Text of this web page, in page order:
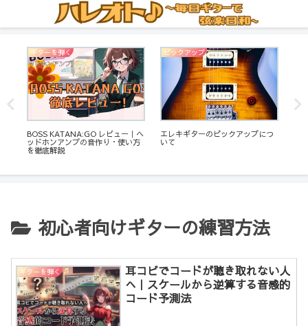
ギターを弾く
BOSS KATANA:GO レビュー｜ヘ
ッドホンアンプの音作り・使い方
を徹底解説
ピックアップ
エレキギターのピックアップにつ
いて
初心者向けギターの練習方法
ギターを弾く
耳コピでコードが聴き取れない人
へ｜スケールから逆算する音感的
コード予測法